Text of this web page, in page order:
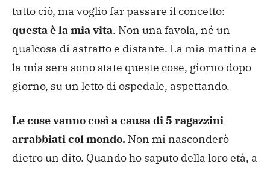
tutto ciò, ma voglio far passare il concetto:
questa è la mia vita. Non una favola, né un
qualcosa di astratto e distante. La mia mattina e
la mia sera sono state queste cose, giorno dopo
giorno, su un letto di ospedale, aspettando.
Le cose vanno così a causa di 5 ragazzini
arrabbiati col mondo. Non mi nasconderò
dietro un dito. Quando ho saputo della loro età, a